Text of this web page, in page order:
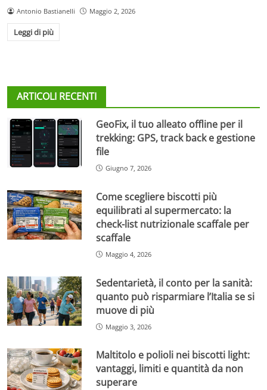
Antonio Bastianelli Maggio 2, 2026
Leggi di più
ARTICOLI RECENTI
GeoFix, il tuo alleato offline per il
trekking: GPS, track back e gestione
file
Giugno 7, 2026
Come scegliere biscotti più
equilibrati al supermercato: la
check-list nutrizionale scaffale per
scaffale
Maggio 4, 2026
Sedentarietà, il conto per la sanità:
quanto può risparmiare l’Italia se si
muove di più
Maggio 3, 2026
Maltitolo e polioli nei biscotti light:
vantaggi, limiti e quantità da non
superare